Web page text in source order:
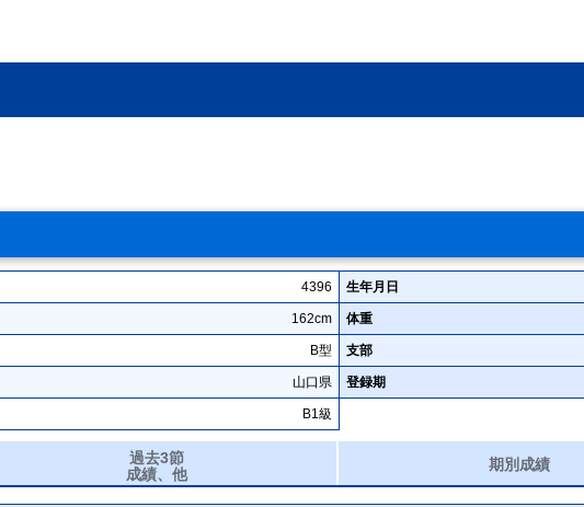
4396 生年月日
162cm 体重
B型 支部
山口県 登録期
B1級
過去3節
成績、他
期別成績